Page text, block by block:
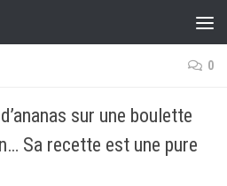
0
sur une boulette
Sa recette est une pure